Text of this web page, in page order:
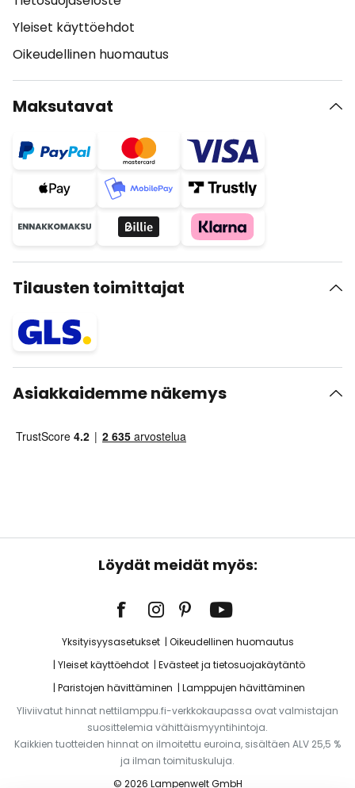
Yleiset käyttöehdot
Oikeudellinen huomautus
Maksutavat
Tilausten toimittajat
Asiakkaidemme näkemys
Löydät meidät myös:
Yksityisyysasetukset
Oikeudellinen huomautus
Yleiset käyttöehdot
Evästeet ja tietosuojakäytäntö
Paristojen hävittäminen
Lamppujen hävittäminen
Yliviivatut hinnat nettilamppu.fi-verkkokaupassa ovat valmistajan
suosittelemia vähittäismyyntihintoja.
Kaikkien tuotteiden hinnat on ilmoitettu euroina, sisältäen ALV 25,5 %
ja ilman toimituskuluja.
© 2026 Lampenwelt GmbH